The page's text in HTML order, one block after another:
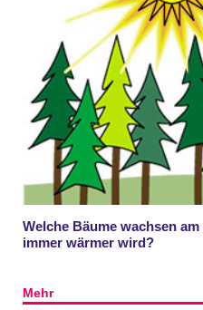
Welche Bäume wachsen
immer wärmer wird?
Mehr